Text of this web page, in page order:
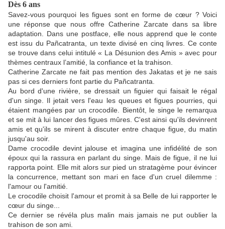
Dès 6 ans
Savez-vous pourquoi les figues sont en forme de cœur ? Voici
une réponse que nous offre Catherine Zarcate dans sa libre
adaptation. Dans une postface, elle nous apprend que le conte
est issu du Pañcatranta, un texte divisé en cinq livres. Ce conte
se trouve dans celui intitulé « La Désunion des Amis » avec pour
thèmes centraux l’amitié, la confiance et la trahison.
Catherine Zarcate ne fait pas mention des Jakatas et je ne sais
pas si ces derniers font partie du Pañcatranta.
Au bord d'une rivière, se dressait un figuier qui faisait le régal
d'un singe. Il jetait vers l'eau les queues et figues pourries, qui
étaient mangées par un crocodile. Bientôt, le singe le remarqua
et se mit à lui lancer des figues mûres. C'est ainsi qu'ils devinrent
amis et qu'ils se mirent à discuter entre chaque figue, du matin
jusqu'au soir.
Dame crocodile devint jalouse et imagina une infidélité de son
époux qui la rassura en parlant du singe. Mais de figue, il ne lui
rapporta point. Elle mit alors sur pied un stratagème pour évincer
la concurrence, mettant son mari en face d'un cruel dilemme :
l'amour ou l'amitié.
Le crocodile choisit l'amour et promit à sa Belle de lui rapporter le
cœur du singe...
Ce dernier se révéla plus malin mais jamais ne put oublier la
trahison de son ami.